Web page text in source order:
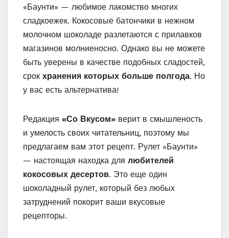
«‎Баунти»‎ — любимое лакомство многих
сладкоежек. Кокосовые батончики в нежном
молочном шоколаде разлетаются с прилавков
магазинов молниеносно. Однако вы не можете
быть уверены в качестве подобных сладостей,
срок хранения которых больше полгода. Но
у вас есть альтернатива!
Редакция «Со Вкусом» верит в смышленость
и умелость своих читательниц, поэтому мы
предлагаем вам этот рецепт. Рулет «‎Баунти»
— настоящая находка для любителей
кокосовых десертов. Это еще один
шоколадный рулет, который без любых
затруднений покорит ваши вкусовые
рецепторы.